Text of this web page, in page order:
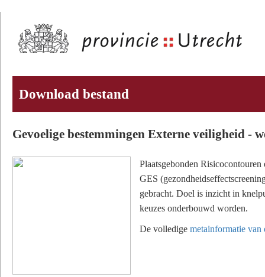
Download bestand
Gevoelige bestemmingen Externe veiligheid -
Plaatsgebonden
GES
gebracht. Doel is inzicht in
keuzes onderbouwd worden.
De volledige metainformatie van